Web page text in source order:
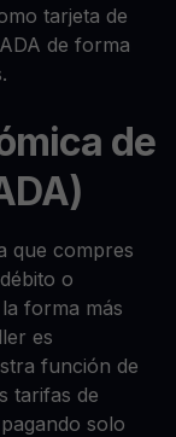
tarjeta de
de forma
de
que compres
o
forma más
es
función de
tarifas de
solo